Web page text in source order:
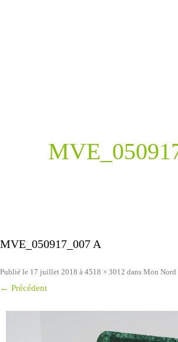
MVE_050917_007 A
Publié le 17 juillet 2018 à 4518 × 3012 dans Mon Nord
← Précédent